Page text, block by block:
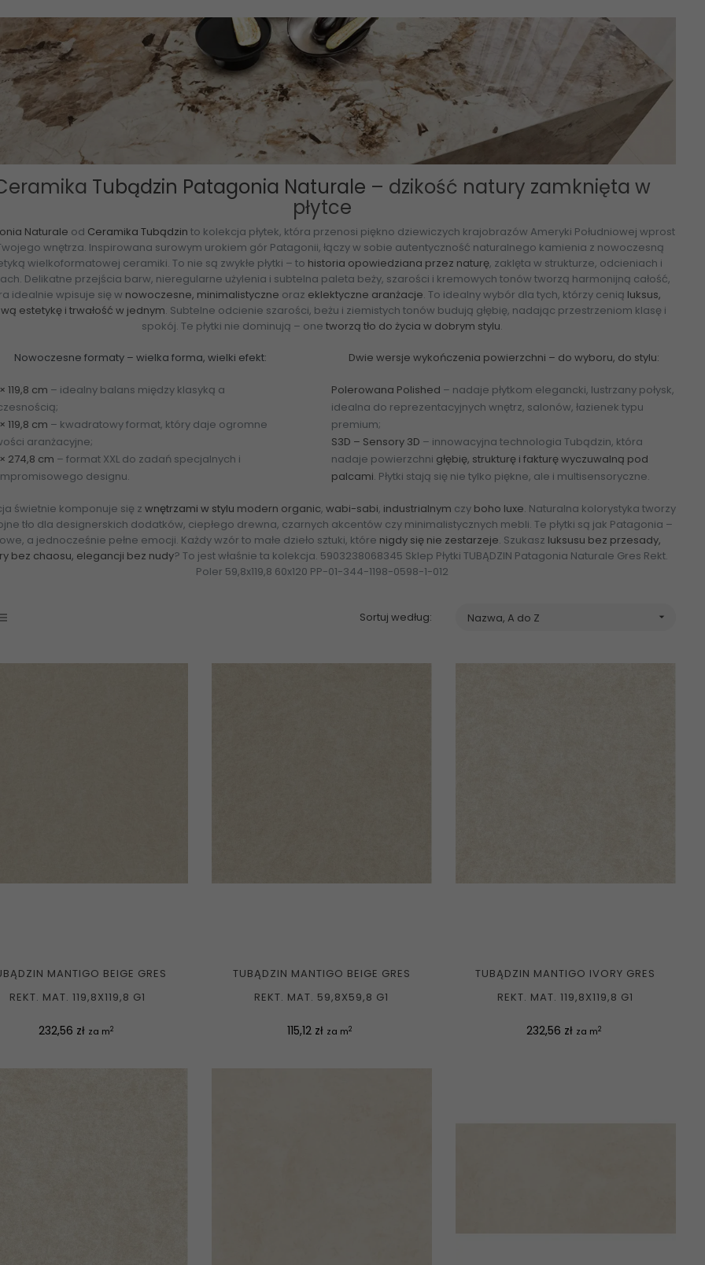
Tubądzin Patagonia Naturale – dzikość natury zamknięta w
płytce
Naturale od Ceramika Tubądzin to kolekcja płytek, która przenosi piękno dziewiczych krajobrazów Ameryki Południowej wprost
wnętrza. Inspirowana surowym urokiem gór Patagonii, łączy w sobie autentyczność naturalnego kamienia z nowoczesną
wielkoformatowej ceramiki. To nie są zwykłe płytki – to historia opowiedziana przez naturę, zaklęta w strukturze, odcieniach i
Delikatne przejścia barw, nieregularne użylenia i subtelna paleta beży, szarości i kremowych tonów tworzą harmonijną całość,
idealnie wpisuje się w nowoczesne, minimalistyczne oraz eklektyczne aranżacje. To idealny wybór dla tych, którzy cenią luksus,
estetykę i trwałość w jednym. Subtelne odcienie szarości, beżu i ziemistych tonów budują głębię, nadając przestrzeniom klasę i
spokój. Te płytki nie dominują – one tworzą tło do życia w dobrym stylu.
Nowoczesne formaty – wielka forma, wielki efekt:
119,8 cm – idealny balans między klasyką a
119,8 cm – kwadratowy format, który daje ogromne
aranżacyjne;
× 274,8 cm – format XXL do zadań specjalnych i
designu.
Dwie wersje wykończenia powierzchni – do wyboru, do stylu:
Polerowana Polished – nadaje płytkom elegancki, lustrzany połysk,
idealna do reprezentacyjnych wnętrz, salonów, łazienek typu
premium;
S3D – Sensory 3D – innowacyjna technologia Tubądzin, która
nadaje powierzchni głębię, strukturę i fakturę wyczuwalną pod
palcami. Płytki stają się nie tylko piękne, ale i multisensoryczne.
świetnie komponuje się z wnętrzami w stylu modern organic, wabi-sabi, industrialnym czy boho luxe. Naturalna kolorystyka tworzy
tło dla designerskich dodatków, ciepłego drewna, czarnych akcentów czy minimalistycznych mebli. Te płytki są jak Patagonia –
a jednocześnie pełne emocji. Każdy wzór to małe dzieło sztuki, które nigdy się nie zestarzeje. Szukasz luksusu bez przesady,
bez chaosu, elegancji bez nudy? To jest właśnie ta kolekcja. 5903238068345 Sklep Płytki TUBĄDZIN Patagonia Naturale Gres Rekt.
Poler 59,8x119,8 60x120 PP-01-344-1198-0598-1-012
Sortuj według: Nazwa, A do Z 
MANTIGO BEIGE GRES
REKT. MAT. 119,8X119,8 G1
Cena
232,56 zł za m2
TUBĄDZIN MANTIGO BEIGE GRES
REKT. MAT. 59,8X59,8 G1
Cena
115,12 zł za m2
TUBĄDZIN MANTIGO IVORY GRES
REKT. MAT. 119,8X119,8 G1
Cena
232,56 zł za m2